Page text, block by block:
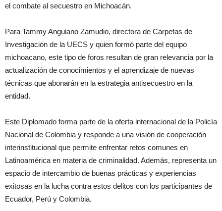
el combate al secuestro en Michoacán.
Para Tammy Anguiano Zamudio, directora de Carpetas de
Investigación de la UECS y quien formó parte del equipo
michoacano, este tipo de foros resultan de gran relevancia por la
actualización de conocimientos y el aprendizaje de nuevas
técnicas que abonarán en la estrategia antisecuestro en la
entidad.
Este Diplomado forma parte de la oferta internacional de la Policía
Nacional de Colombia y responde a una visión de cooperación
interinstitucional que permite enfrentar retos comunes en
Latinoamérica en materia de criminalidad. Además, representa un
espacio de intercambio de buenas prácticas y experiencias
exitosas en la lucha contra estos delitos con los participantes de
Ecuador, Perú y Colombia.